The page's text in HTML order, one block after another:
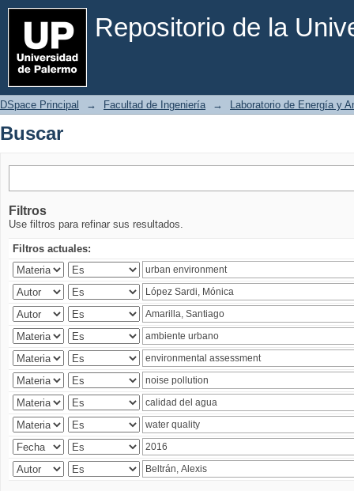
Repositorio de la
Buscar
DSpace Principal → Facultad de Ingeniería → Laboratorio de Energía y
Buscar
Filtros
Use filtros para refinar sus resultados.
Filtros actuales: